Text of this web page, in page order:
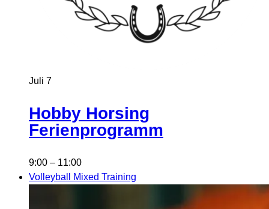
Juli 7
Hobby Horsing
Ferienprogramm
9:00 – 11:00
Volleyball Mixed Training